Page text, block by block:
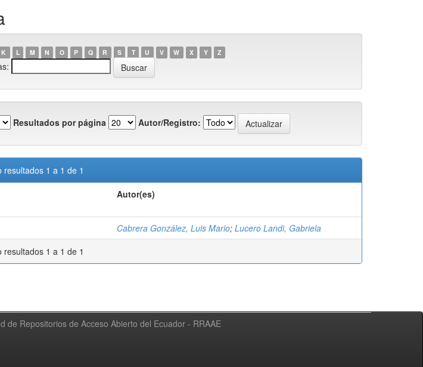
K L M N O P Q R S T U V W X Y Z
Resultados por página Autor/Registro:
resultados 1 a 1 de 1
Autor(es)
Cabrera González, Luis Mario; Lucero Landi, Gabriela
resultados 1 a 1 de 1
de Repositorios de Acceso Abierto del Ecuador - RRAAE